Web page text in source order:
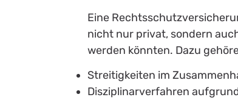
Eine
nicht nur privat, sondern
werden könnten. Dazu
Streitigkeiten im
Disziplinarverfahren